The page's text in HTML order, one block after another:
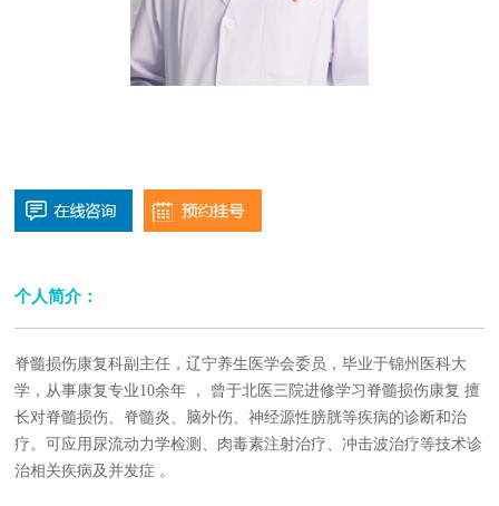
个人简介：
脊髓损伤康复科副主任，辽宁养生医学会委员，毕业于锦州医科大
学，从事康复专业10余年 ， 曾于北医三院进修学习脊髓损伤康复 擅
长对脊髓损伤、脊髓炎、脑外伤、神经源性膀胱等疾病的诊断和治
疗。可应用尿流动力学检测、肉毒素注射治疗、冲击波治疗等技术诊
治相关疾病及并发症 。